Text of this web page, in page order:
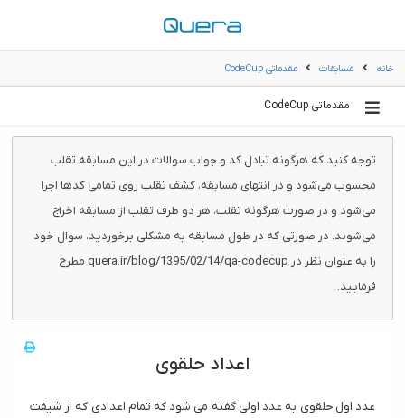
خانه مسابقات مقدماتی CodeCup
مقدماتی CodeCup
توجه کنید که هرگونه تبادل کد و جواب سوالات در این مسابقه تقلب
محسوب می‌شود و در انتهای مسابقه، کشف تقلب روی تمامی کد‌ها اجرا
می‌شود و در صورت هرگونه تقلب، هر دو طرف تقلب از مسابقه اخراج
می‌شوند. در صورتی که در طول مسابقه به مشکلی برخوردید، سوال خود
را به عنوان نظر در quera.ir/blog/1395/02/14/qa-codecup مطرح
فرمایید.
اعداد حلقوی
عدد اول حلقوی به عدد اولی گفته می شود که تمام اعدادی که از شیفت